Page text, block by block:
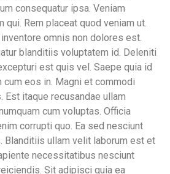
consequatur ipsa. Veniam
Rem placeat quod veniam ut.
omnis non dolores est.
blanditiis voluptatem id. Deleniti
est quis vel. Saepe quia id
eos in. Magni et commodi
Est itaque recusandae ullam
cum voluptas. Officia
corrupti quo. Ea sed nesciunt
Blanditiis ullam velit laborum est et
necessitatibus nesciunt
Sit adipisci quia ea